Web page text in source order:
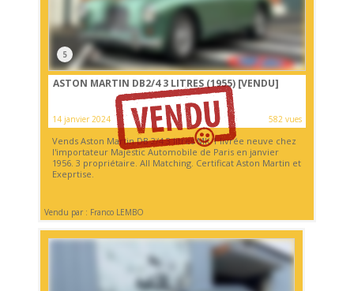
5
ASTON MARTIN DB2/4 3 LITRES (1955) [VENDU]
14 janvier 2024 582 vues
Vends Aston Martin DB 2/4 3 litres MK 1 livrée neuve chez
l'importateur Majestic Automobile de Paris en janvier
1956. 3 propriétaire. All Matching. Certificat Aston Martin et
Exeprtise.
Vendu par : Franco LEMBO